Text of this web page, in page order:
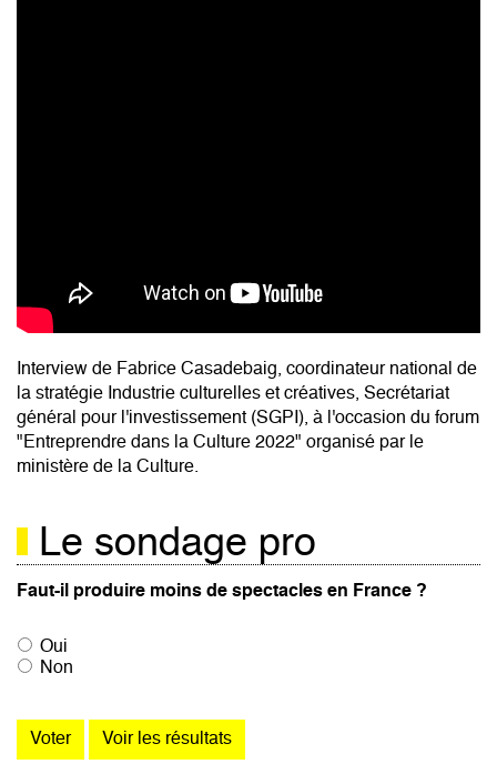
Interview de Fabrice Casadebaig, coordinateur national de
la stratégie Industrie culturelles et créatives, Secrétariat
général pour l'investissement (SGPI), à l'occasion du forum
"Entreprendre dans la Culture 2022" organisé par le
ministère de la Culture.
Le sondage pro
Faut-il produire moins de spectacles en France ?
Oui
Non